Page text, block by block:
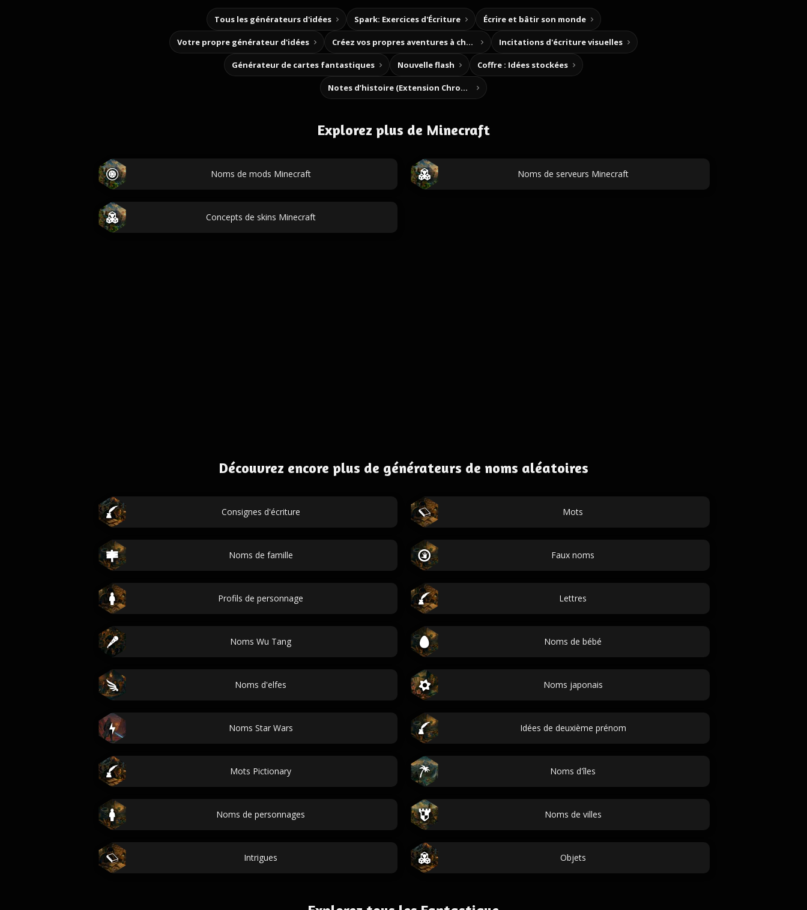
Tous les générateurs d'idées Spark: Exercices d'Écriture Écrire et bâtir son monde
Votre propre générateur d'idées Créez vos propres aventures à choix Incitations d'écriture visuelles
Générateur de cartes fantastiques Nouvelle flash Coffre : Idées stockées
Notes d’histoire (Extension Chrome)
Explorez plus de Minecraft
Noms de mods Minecraft Noms de serveurs Minecraft
Concepts de skins Minecraft
Découvrez encore plus de générateurs de noms aléatoires
Consignes d'écriture Mots
Noms de famille Faux noms
Profils de personnage Lettres
Noms Wu Tang Noms de bébé
Noms d'elfes Noms japonais
Noms Star Wars Idées de deuxième prénom
Mots Pictionary Noms d'îles
Noms de personnages Noms de villes
Intrigues Objets